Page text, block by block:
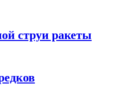
струи ракеты